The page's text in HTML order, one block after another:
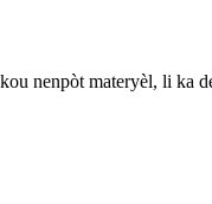
nenpòt materyèl, li ka